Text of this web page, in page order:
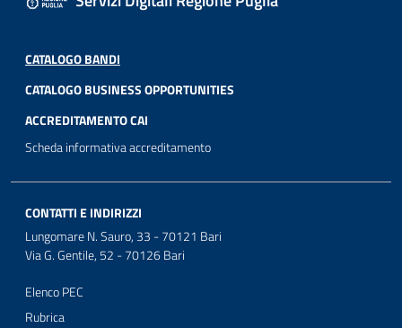
CATALOGO BANDI
CATALOGO BUSINESS OPPORTUNITIES
ACCREDITAMENTO CAI
Scheda informativa accreditamento
CONTATTI E INDIRIZZI
Lungomare N. Sauro, 33 - 70121 Bari
Via G. Gentile, 52 - 70126 Bari
Elenco PEC
Rubrica